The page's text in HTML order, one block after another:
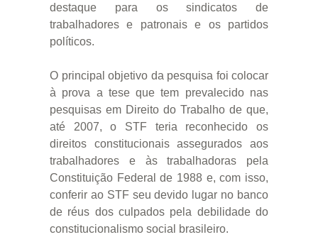
destaque para os sindicatos de
trabalhadores e patronais e os partidos
políticos.
O principal objetivo da pesquisa foi colocar
à prova a tese que tem prevalecido nas
pesquisas em Direito do Trabalho de que,
até 2007, o STF teria reconhecido os
direitos constitucionais assegurados aos
trabalhadores e às trabalhadoras pela
Constituição Federal de 1988 e, com isso,
conferir ao STF seu devido lugar no banco
de réus dos culpados pela debilidade do
constitucionalismo social brasileiro.